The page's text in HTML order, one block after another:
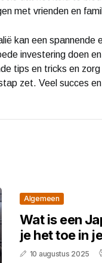
met vrienden en
kan een spannende
investering doen
tips en tricks en
zet. Veel succes
Algemeen
Wat is een
je het toe in
10 augustus 2025